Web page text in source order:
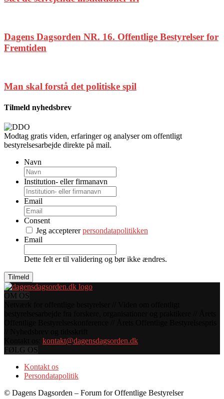
Dagens Dagsorden NR. 16. Offentlige Bestyrelser for
Fremtiden
Man skal forstå det politiske spil
Tilmeld nyhedsbrev
Modtag gratis viden, erfaringer og analyser om offentligt
bestyrelsesarbejde direkte på mail.
Navn
Institution- eller firmanavn
Email
Consent
Jeg acceptererpersondatapolitikken
Email
Dette felt er til validering og bør ikke ændres.
OM OS
kontakt@dagensdagsorden.dk
FØLG OS
Kontakt os
Persondatapolitik
© Dagens Dagsorden – Forum for Offentlige Bestyrelser